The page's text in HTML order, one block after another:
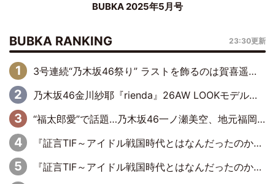
BUBKA 2025年5月号
BUBKA RANKING 23:30更新
3号連続“乃木坂46祭り” ラストを飾るのは賀喜遥香…5年ぶりの登場に「5年分大人になった私を見ていただけたら」
乃木坂46金川紗耶『rienda』26AW LOOKモデルに就任
“福太郎愛”で話題…乃木坂46一ノ瀬美空、地元福岡『めんべい25周年トップサポーター』に就任
『証言TIF～アイドル戦国時代とはなんだったのか～』第6回：でんぱ組.inc・古川未鈴×相沢梨紗「『ハロプロやりたかったな』って言ったら、夢眠ねむさんに『てめえはでんぱ組．incなんだよ！』って肩パンされて(笑)」
『証言TIF～アイドル戦国時代とはなんだったのか～』第11回：私立恵比寿中学・真山りか×安本彩花「TIFで10年ぶりのキョンシーメイクをしたら、場を完全に引かせてしまって。時代が変わったんだなって」